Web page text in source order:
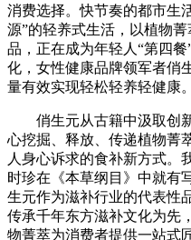
消费选择。快节奏的都市生
源”的轻养式生活，以植物
品，正在成为年轻人“第四
化，女性健康品牌领军者俏
量有效实现轻松轻养轻健康。
俏生元从古籍中汲取创新
心挖掘、释放、传递植物菁
人身心诉求的食补新方式。
时珍在《本草纲目》中就有
生元作为滋补行业的代表性
传承千年东方滋补文化为先
物菁萃为消费者提供一站式